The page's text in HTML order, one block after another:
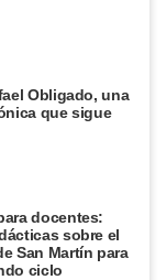
Obligado, una
que sigue
docentes:
sobre el
San Martín para
ciclo